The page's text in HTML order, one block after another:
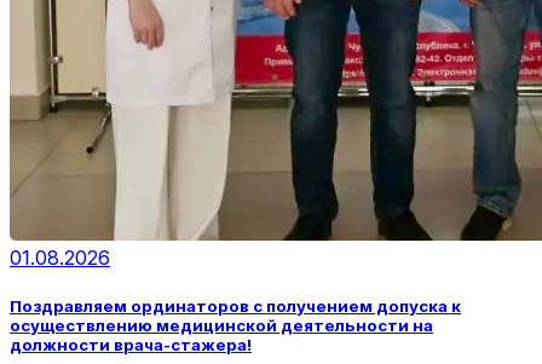
01.08.2026
Поздравляем ординаторов с получением допуска к
осуществлению медицинской деятельности на
должности врача-стажера!